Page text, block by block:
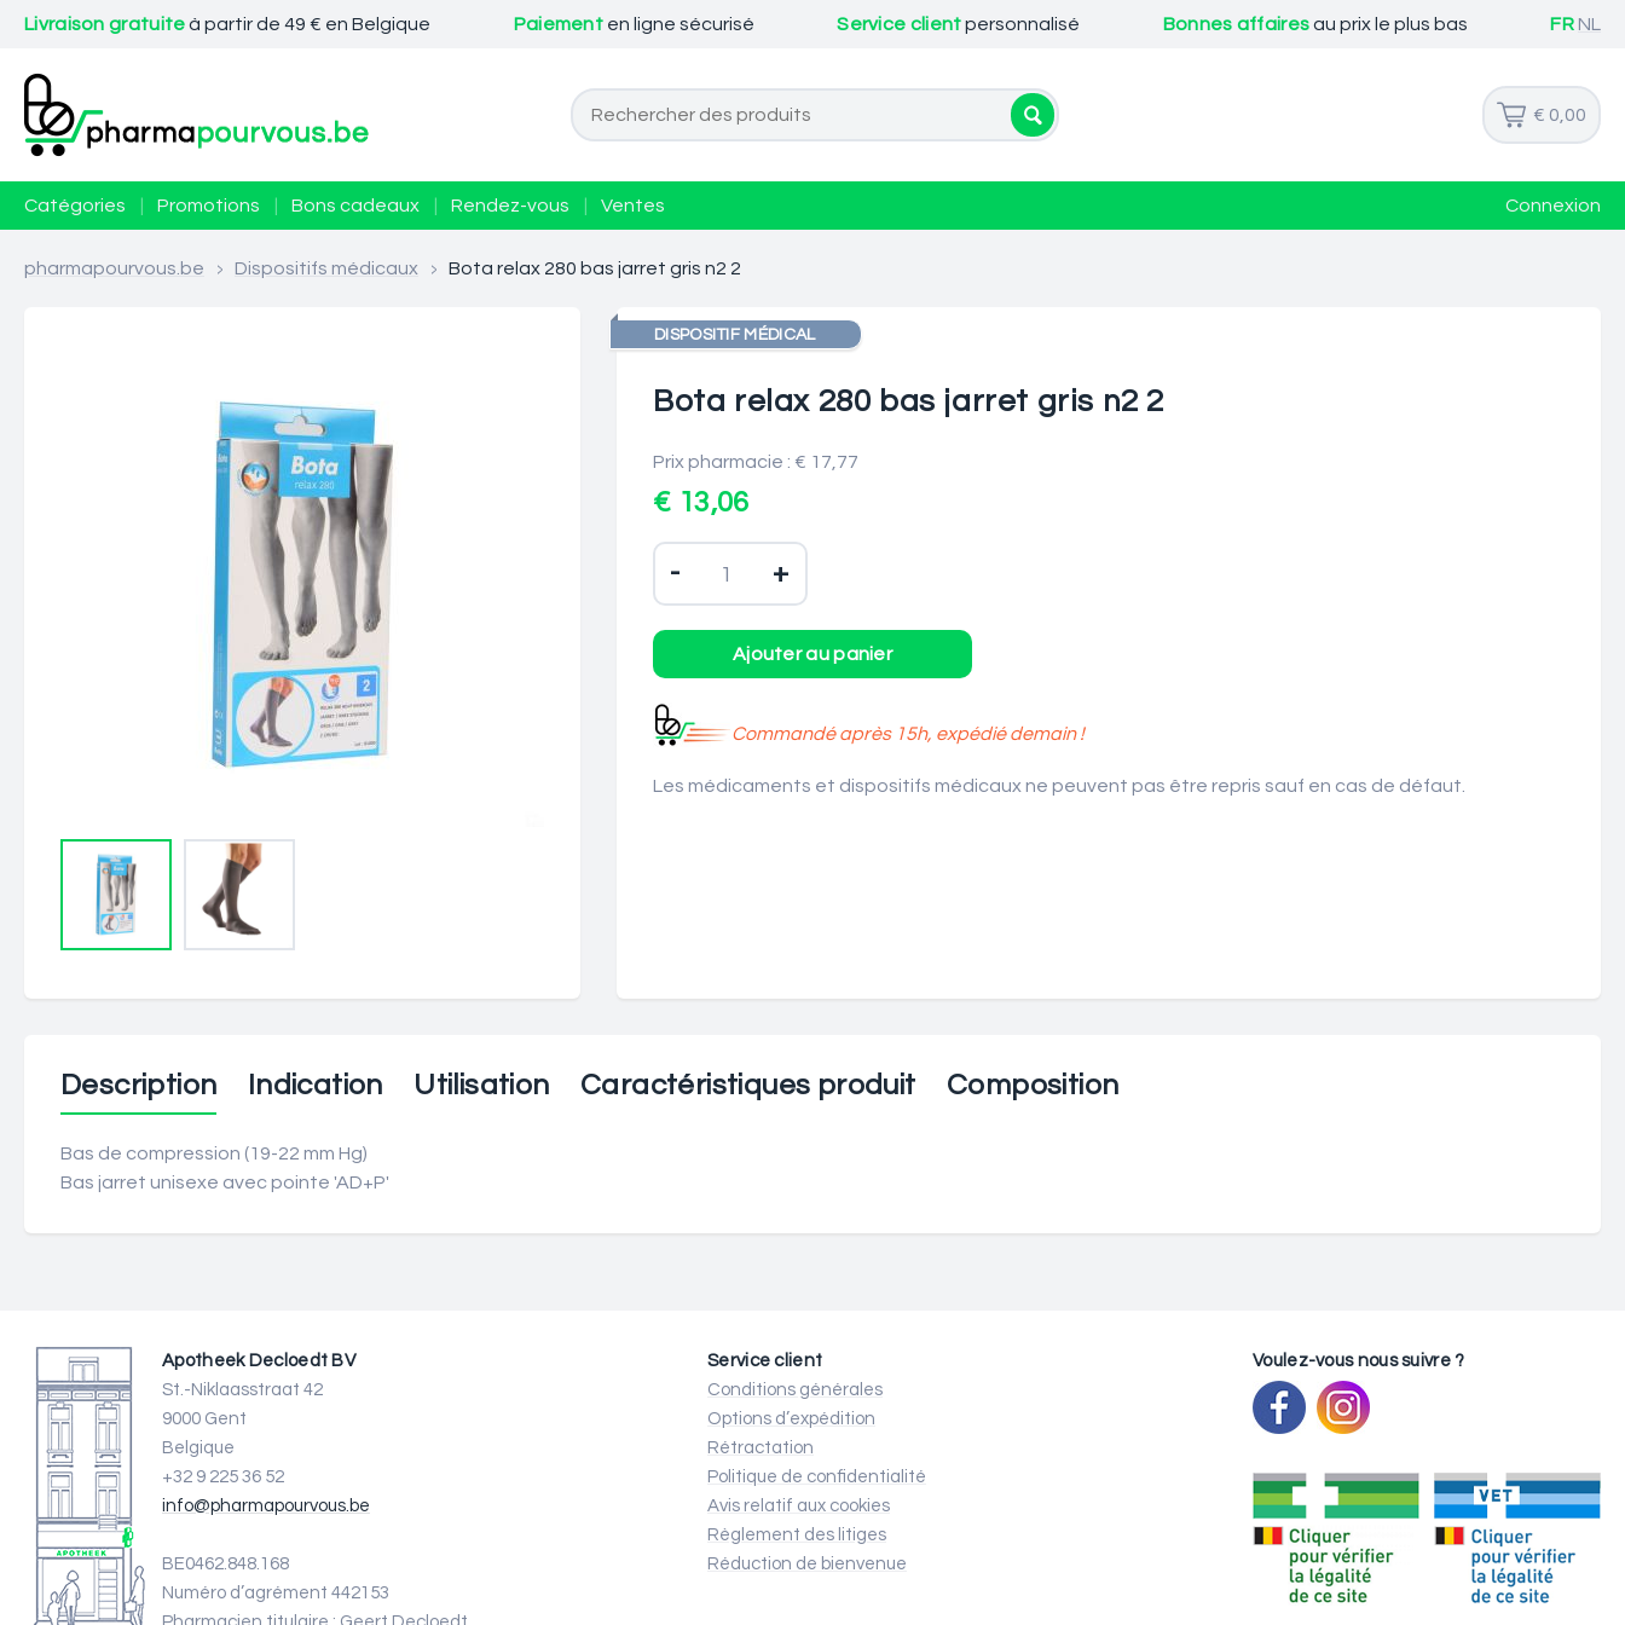
Livraison gratuiteà partir de 49 € en Belgique Paiement en ligne sécurisé Service clientpersonnalisé Bonnes affairesau prix le plus bas FR NL
€ 0,00
Catégories Promotions Bons cadeaux Rendez-vous Ventes Connexion
pharmapourvous.be > Dispositifs médicaux > Bota relax 280 bas jarret gris n2 2
DISPOSITIF MÉDICAL
Bota relax 280 bas jarret gris n2 2
Prix pharmacie : € 17,77
€ 13,06
- +
Commandé après 15h, expédié demain !
Les médicaments et dispositifs médicaux ne peuvent pas être repris sauf en cas de défaut.
Description Indication Utilisation Caractéristiques produit Composition
Bas de compression (19-22 mm Hg)
Bas jarret unisexe avec pointe 'AD+P'
Apotheek Decloedt BV
St.-Niklaasstraat 42
9000 Gent
Belgique
+32 9 225 36 52
info@pharmapourvous.be
BE0462.848.168
Numéro d’agrément 442153
Service client
Conditions générales
Options d’expédition
Rétractation
Politique de confidentialité
Avis relatif aux cookies
Règlement des litiges
Réduction de bienvenue
Voulez-vous nous suivre ?